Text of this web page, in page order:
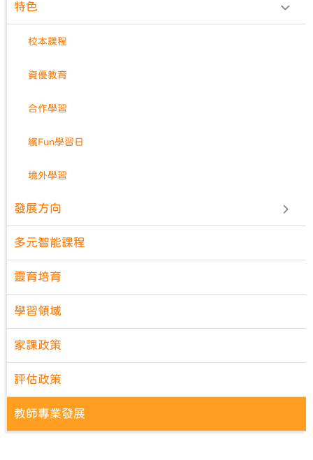
特色
校本課程
資優教育
合作學習
繽Fun學習日
境外學習
發展方向
多元智能課程
靈育培育
學習領域
家課政策
評估政策
教師專業發展